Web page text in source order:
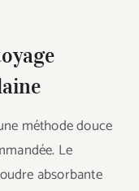
méthode douce
Le
absorbante